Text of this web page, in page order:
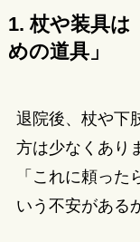
1. 杖や装具は
めの道具」
退院後、杖や下
方は少なくあり
「これに頼っ
いう不安がある